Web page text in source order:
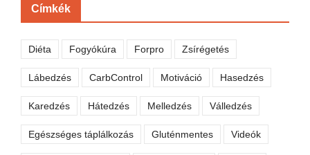
Címkék
Diéta Fogyókúra Forpro Zsírégetés
Lábedzés CarbControl Motiváció Hasedzés
Karedzés Hátedzés Melledzés Válledzés
Egészséges táplálkozás Gluténmentes Videók